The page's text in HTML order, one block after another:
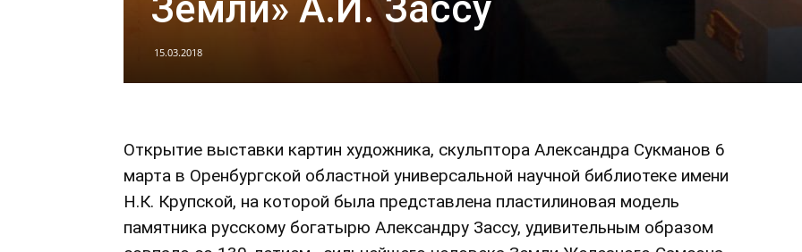
15.03.2018
Открытие выставки картин художника, скульптора Александра Сукманов 6
марта в Оренбургской областной универсальной научной библиотеке имени
Н.К. Крупской, на которой была представлена пластилиновая модель
памятника русскому богатырю Александру Зассу, удивительным образом